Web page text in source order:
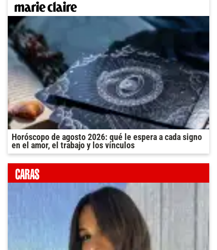
Horóscopo de agosto 2026: qué le espera a cada signo
en el amor, el trabajo y los vínculos